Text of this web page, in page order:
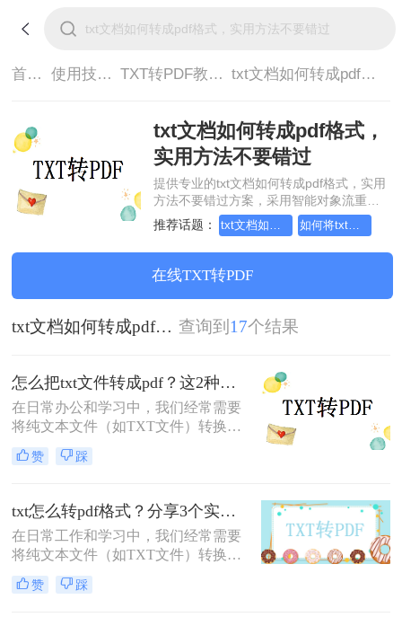
首页> 使用技巧> TXT转PDF教程> txt文档如何转成pdf格式，实用方法不要错过
txt文档如何转成pdf格式，
实用方法不要错过
提供专业的txt文档如何转成pdf格式，实用
方法不要错过方案，采用智能对象流重构
技术，确保文档1:1高保真还原且排版不乱
码。支持一键批量处理，全链路 SSL 加密
保障隐私安全。助您快速实现txt文档如何
转成pdf格式，实用方法不要错过，无需安
装，高效办公。
推荐话题：
在线TXT转PDF
txt文档如何转成pdf格式，实用方法不要错过 查询到 17个结果
怎么把txt文件转成pdf？这2种方法赶紧学起来！
在日常办公和学习中，我们经常需要
将纯文本文件（如TXT文件）转换为
PDF格式，以便更好地分享、打印或
保留原始格式。那么怎么把txt文件转
方法，帮助您轻松将TXT文件转换为
PDF格式。
赞 踩
txt怎么转pdf格式？分享3个实用方法！
在日常工作和学习中，我们经常需要
将纯文本文件（如TXT文件）转换为
PDF格式，以便更好地分享、打印或
保留原始格式。那么txt怎么转pdf格式
赞 踩